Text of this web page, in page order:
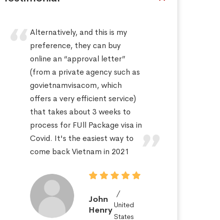
Alternatively, and this is my
preference, they can buy
online an “approval letter”
(from a private agency such as
govietnamvisacom, which
offers a very efficient service)
that takes about 3 weeks to
process for FUll Package visa in
Covid. It's the easiest way to
come back Vietnam in 2021
John
HenryUnited
States